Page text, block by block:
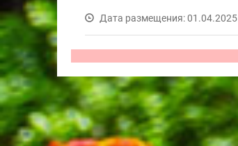
Дата размещения: 01.04.2025